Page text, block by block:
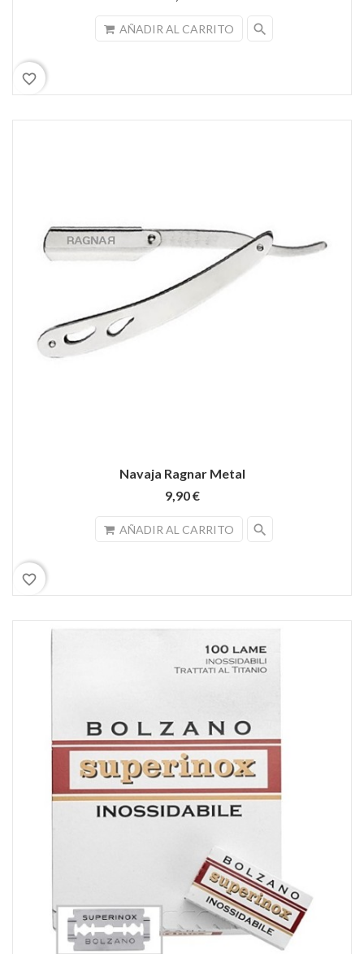
AÑADIR AL CARRITO search
favorite_border
Navaja Ragnar Metal
9,90 €
AÑADIR AL CARRITO search
favorite_border